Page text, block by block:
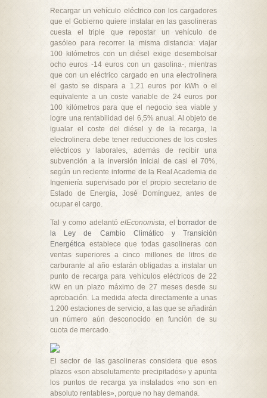
Recargar un vehículo eléctrico con los cargadores
que el Gobierno quiere instalar en las gasolineras
cuesta el triple que repostar un vehículo de
gasóleo para recorrer la misma distancia: viajar
100 kilómetros con un diésel exige desembolsar
ocho euros -14 euros con un gasolina-, mientras
que con un eléctrico cargado en una electrolinera
el gasto se dispara a 1,21 euros por kWh o el
equivalente a un coste variable de 24 euros por
100 kilómetros para que el negocio sea viable y
logre una rentabilidad del 6,5% anual. Al objeto de
igualar el coste del diésel y de la recarga, la
electrolinera debe tener reducciones de los costes
eléctricos y laborales, además de recibir una
subvención a la inversión inicial de casi el 70%,
según un reciente informe de la Real Academia de
Ingeniería supervisado por el propio secretario de
Estado de Energía, José Domínguez, antes de
ocupar el cargo.
Tal y como adelantóelEconomista, el
borrador de
la Ley de Cambio Climático y Transición
Energética establece que todas gasolineras con
ventas superiores a cinco millones de litros de
carburante al año estarán obligadas a instalar un
punto de recarga para vehículos eléctricos de 22
kW en un plazo máximo de 27 meses desde su
aprobación. La medida afecta directamente a unas
1.200 estaciones de servicio, a las que se añadirán
un número aún desconocido en función de su
cuota de mercado.
El sector de las gasolineras considera que esos
plazos «son absolutamente precipitados» y apunta
los puntos de recarga ya instalados «no son en
absoluto rentables», porque no hay demanda.